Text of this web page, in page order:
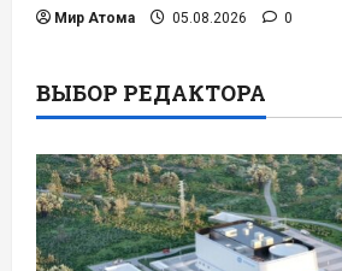
Мир Атома 05.08.2026 0
ВЫБОР РЕДАКТОРА